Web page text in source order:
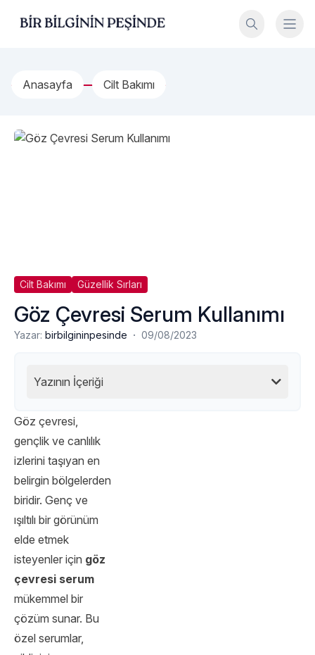
Bir Bilginin Peşinde!
Anasayfa Cilt Bakımı
Cilt Bakımı Güzellik Sırları
Göz Çevresi Serum Kullanımı
Yazar: birbilgininpesinde · 09/08/2023
Yazının İçeriği
Göz çevresi,
gençlik ve canlılık
izlerini taşıyan en
belirgin bölgelerden
biridir. Genç ve
ışıltılı bir görünüm
elde etmek
isteyenler için göz
çevresi serum
mükemmel bir
çözüm sunar. Bu
özel serumlar,